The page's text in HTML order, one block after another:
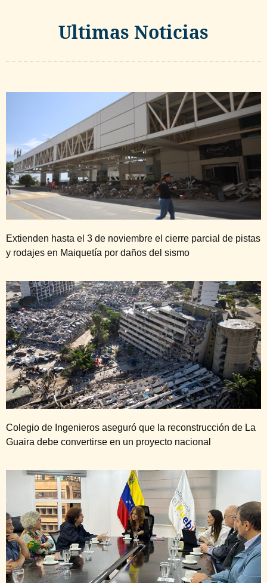
Ultimas Noticias
Extienden hasta el 3 de noviembre el cierre parcial de pistas
y rodajes en Maiquetía por daños del sismo
Colegio de Ingenieros aseguró que la reconstrucción de La
Guaira debe convertirse en un proyecto nacional